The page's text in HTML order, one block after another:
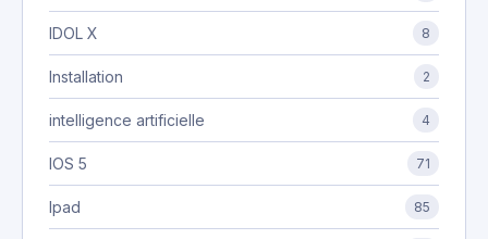
IDOL X 8
Installation 2
intelligence artificielle 4
IOS 5 71
Ipad 85